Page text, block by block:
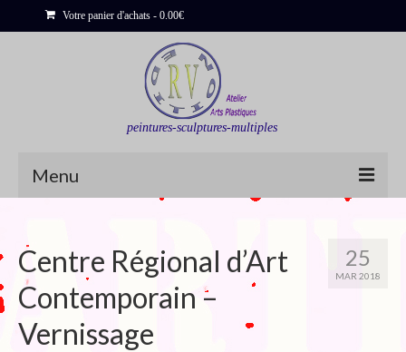
Votre panier d'achats - 0.00€
peintures-sculptures-multiples
Menu
Sculptures
Bois flottés
Peinture : Cartes et Itinéraires
25
MAR 2018
Centre Régional d’Art
Contemporain –
Vernissage